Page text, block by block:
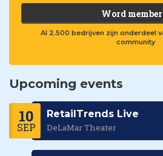
Word member
Al 2.500 bedrijven zijn onderdeel
community
Upcoming events
10
SEP
RetailTrends Live
DeLaMar Theater